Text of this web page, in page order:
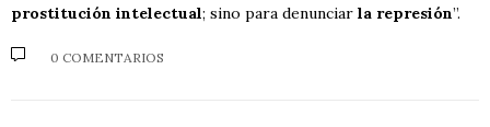
prostitución intelectual; sino para denunciar la represión”.
0 COMENTARIOS